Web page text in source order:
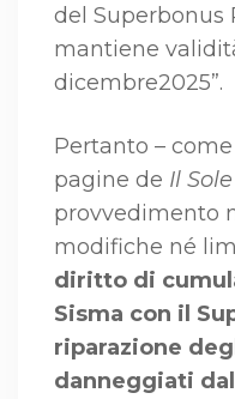
del Superbonus
mantiene
dicembre2025”.
Pertanto –
pagine de Il
provvedimento
modifiche né
diritto di
Sisma con il
riparazione
danneggiati